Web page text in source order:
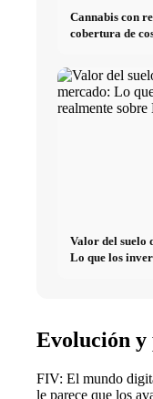
Cannabis con
cobertura de
Valor del suelo
Lo que los
Evolución y
FIV: El mundo
le parece que los